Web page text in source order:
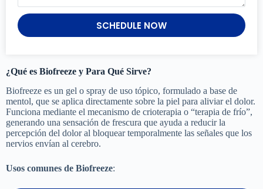
SCHEDULE NOW
¿Qué es Biofreeze y Para Qué Sirve?
Biofreeze es un gel o spray de uso tópico, formulado a base de
mentol, que se aplica directamente sobre la piel para aliviar el dolor.
Funciona mediante el mecanismo de crioterapia o “terapia de frío”,
generando una sensación de frescura que ayuda a reducir la
percepción del dolor al bloquear temporalmente las señales que los
nervios envían al cerebro.
Usos comunes de Biofreeze: